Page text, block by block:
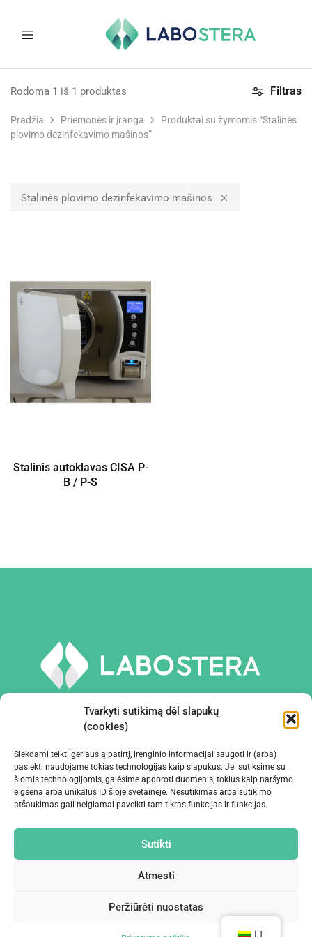
Tvarkyti sutikimą dėl slapukų
(cookies)
Siekdami teikti geriausią patirtį, įrenginio informacijai saugoti ir (arba)
pasiekti naudojame tokias technologijas kaip slapukus. Jei sutiksime su
šiomis technologijomis, galėsime apdoroti duomenis, tokius kaip naršymo
elgsena arba unikalūs ID šioje svetainėje. Nesutikimas arba sutikimo
atšaukimas gali neigiamai paveikti tam tikras funkcijas ir funkcijas.
Sutikti
Atmesti
Peržiūrėti nuostatas
ir
medicininė
Pradžia Priemonės ir įranga
Produktai su žymomis “Stalinės
plovimo dezinfekavimo mašinos”
Filtras
Rodoma 1 iš 1 produktas
Stalinės plovimo dezinfekavimo mašinos
Stalinis autoklavas CISA P-
B / P-S
PRIEMONĖS IR ĮRANGA
ĮMONĖ
LT